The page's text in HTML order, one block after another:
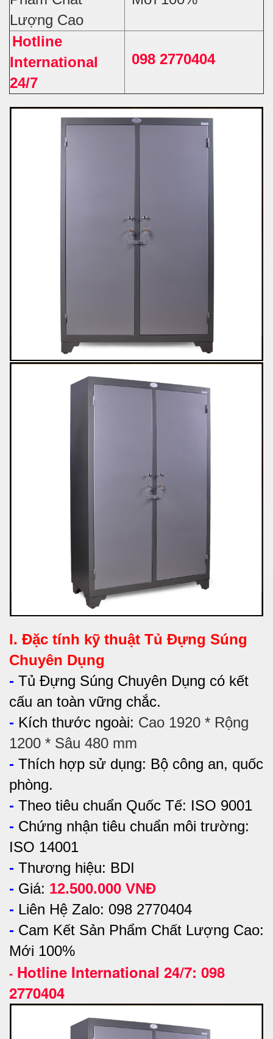
Lượng Cao
Hotline
International
24/7
098 2770404
I. Đặc tính kỹ thuật Tủ Đựng Súng
Chuyên Dụng
- Tủ Đựng Súng Chuyên Dụng có kết
cấu an toàn vững chắc.
- Kích thước ngoài: Cao 1920 * Rộng
1200 * Sâu 480 mm
- Thích hợp sử dụng: Bộ công an, quốc
phòng.
- Theo tiêu chuẩn Quốc Tế: ISO 9001
- Chứng nhận tiêu chuẩn môi trường:
ISO 14001
- Thương hiệu: BDI
- Giá: 12.500.000 VNĐ
- Liên Hệ Zalo: 098 2770404
- Cam Kết Sản Phẩm Chất Lượng Cao:
Mới 100%
- Hotline International 24/7: 098
2770404